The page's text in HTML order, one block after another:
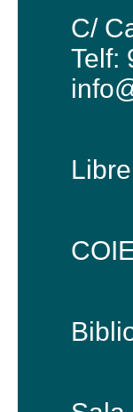
C/
Telf: